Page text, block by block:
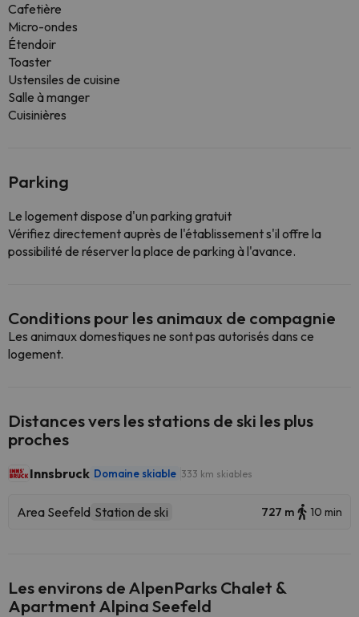
Cafetière
Micro-ondes
Étendoir
Toaster
Ustensiles de cuisine
Salle à manger
Cuisinières
Parking
Le logement dispose d'un parking gratuit
Vérifiez directement auprès de l'établissement s'il offre la
possibilité de réserver la place de parking à l'avance.
Conditions pour les animaux de compagnie
Les animaux domestiques ne sont pas autorisés dans ce
logement.
Distances vers les stations de ski les plus
proches
Innsbruck Domaine skiable 333 km skiables
Area Seefeld Station de ski 727 m 10 min
Les environs de AlpenParks Chalet &
Apartment Alpina Seefeld